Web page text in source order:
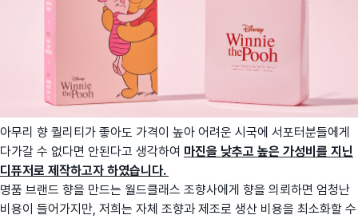
아무리 향 퀄리티가 좋아도 가격이 높아 어려운 시국에 서포터분들에게
다가갈 수 없다면 안된다고 생각하여 마진을 낮추고 높은 가성비를 지닌
디퓨저로 제작하고자 하였습니다.
명품 브랜드 향을 만드는 월드클래스 조향사에게 향을 의뢰하면 엄청난
비용이 들어가지만, 저희는 자체 조향과 제조로 생산 비용을 최소화할 수